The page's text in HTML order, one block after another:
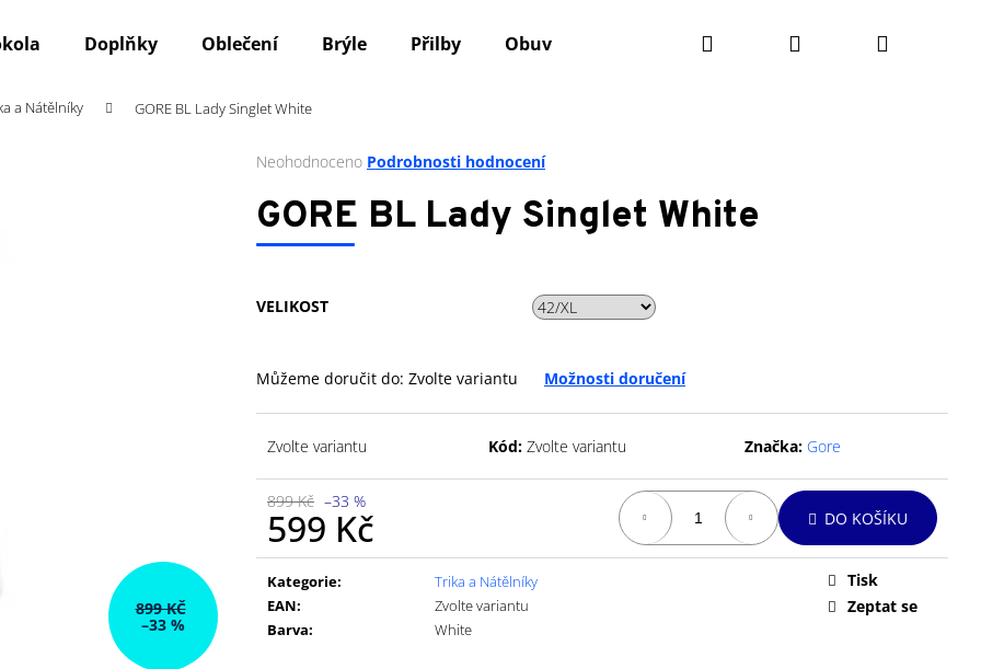
Doplňky Oblečení Brýle Přilby Obuv Výživa Údržba kola
Hledat PřihlášeníNákupní
a Nátělníky GORE BL Lady Singlet White
Průměrné
produktu
je
0,0
hvězdiček.
Neohodnoceno Podrobnosti hodnocení
GORE BL Lady Singlet White
VELIKOST
Můžeme doručit do: Zvolte variantu Možnosti doručení
Zvolte variantu Kód: Zvolte variantu Značka: Gore
899 Kč –33 %
599 Kč
Měrná
cena:
DO KOŠÍKU
Kategorie:
Trika a Nátělníky
EAN:
Zvolte variantu
Barva: White
Tisk
Zeptat se
899 KČ
–33 %
Co potřebujete najít?
HLEDAT
GU ENERGY GEL 32G JET BLACKBERRY
GU ENERGY GEL 32G RASPBERRY
LEMONADE
49 Kč